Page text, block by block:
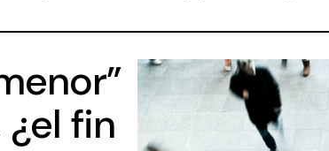
fin